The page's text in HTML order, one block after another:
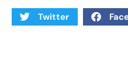
Twitter